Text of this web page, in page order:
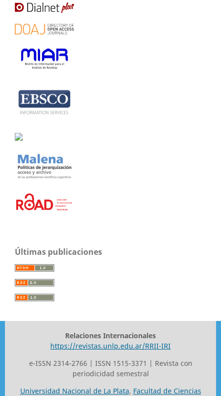
Últimas publicaciones
Relaciones Internacionales
https://revistas.unlp.edu.ar/RRII-IRI
e-ISSN 2314-2766 | ISSN 1515-3371 | Revista con
periodicidad semestral
Universidad Nacional de La Plata, Facultad de Ciencias